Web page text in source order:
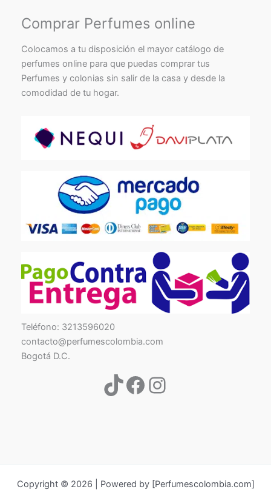
Comprar Perfumes online
Colocamos a tu disposición el mayor catálogo de
perfumes online para que puedas comprar tus
Perfumes y colonias sin salir de la casa y desde la
comodidad de tu hogar.
Teléfono: 3213596020
contacto@perfumescolombia.com
Bogotá D.C.
TikTokFacebook
Instagram
Copyright © 2026 | Powered by [Perfumescolombia.com]